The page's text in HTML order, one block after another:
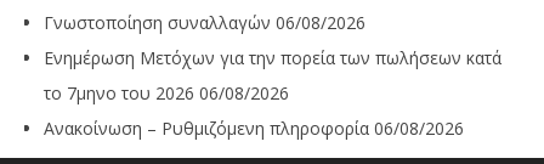
Γνωστοποίηση συναλλαγών 06/08/2026
Ενημέρωση Μετόχων για την πορεία των πωλήσεων κατά
το 7μηνο του 2026 06/08/2026
Ανακοίνωση – Ρυθμιζόμενη πληροφορία 06/08/2026